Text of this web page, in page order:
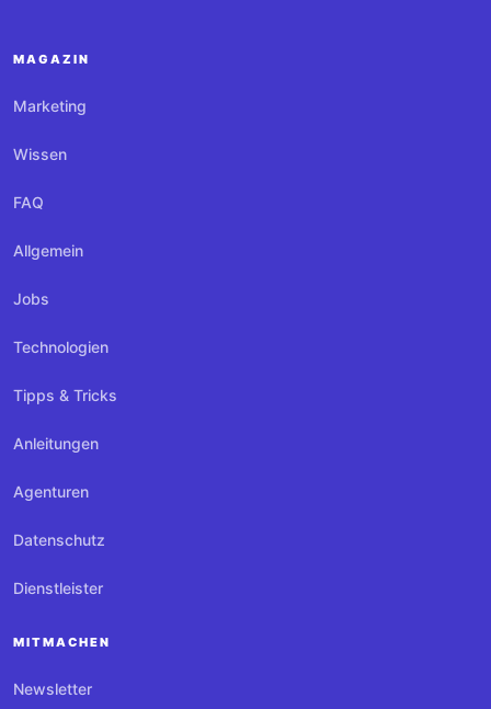
MAGAZIN
Marketing
Wissen
FAQ
Allgemein
Jobs
Technologien
Tipps & Tricks
Anleitungen
Agenturen
Datenschutz
Dienstleister
MITMACHEN
Newsletter